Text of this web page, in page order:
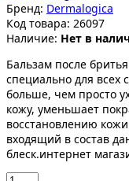
Бренд: Dermalogica
Код товара: 26097
Наличие: Нет в
Бальзам после
специально для всех
больше, чем просто
кожу, уменьшает
восстановлению
входящий в состав
блеск.интернет